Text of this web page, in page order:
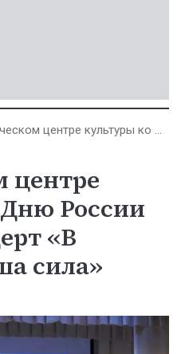
культуры ко Дню России прошел концерт «В единстве наша сила»
центре
России
«В
сила»